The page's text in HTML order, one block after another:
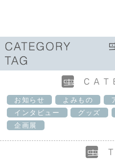
お知らせ よみもの
インタビュー
グッズ
企画展